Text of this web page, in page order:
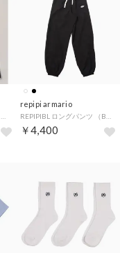
repipi armario
￥4,400